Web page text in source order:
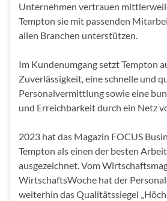
Unternehmen vertrauen
Tempton sie mit passenden
allen Branchen unterstützen.
Im Kundenumgang setzt Tempton
Zuverlässigkeit, eine schnelle und
Personalvermittlung sowie eine
und Erreichbarkeit durch ein Netz
2023 hat das Magazin FOCUS
Tempton als einen der besten
ausgezeichnet. Vom
WirtschaftsWoche hat der
weiterhin das Qualitätssiegel